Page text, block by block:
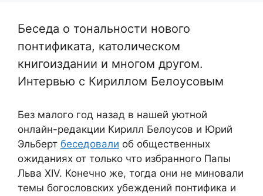
Беседа о тональности нового
понтификата, католическом
книгоиздании и многом другом.
Интервью с Кириллом Белоусовым
Без малого год назад в нашей уютной
онлайн-редакции Кирилл Белоусов и Юрий
Эльберт беседовали об общественных
ожиданиях от только что избранного Папы
Льва XIV. Конечно же, тогда они не миновали
темы богословских убеждений понтифика и